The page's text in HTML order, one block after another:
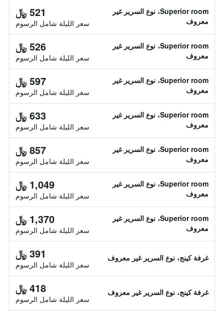
Superior room، نوع السرير غير
معروف
521 ﷼
سعر الليلة شامل الرسوم
Superior room، نوع السرير غير
معروف
526 ﷼
سعر الليلة شامل الرسوم
Superior room، نوع السرير غير
معروف
597 ﷼
سعر الليلة شامل الرسوم
Superior room، نوع السرير غير
معروف
633 ﷼
سعر الليلة شامل الرسوم
Superior room، نوع السرير غير
معروف
857 ﷼
سعر الليلة شامل الرسوم
Superior room، نوع السرير غير
معروف
1,049 ﷼
سعر الليلة شامل الرسوم
Superior room، نوع السرير غير
معروف
1,370 ﷼
سعر الليلة شامل الرسوم
غرفة كينج، نوع السرير غير معروف 391 ﷼
سعر الليلة شامل الرسوم
غرفة كينج، نوع السرير غير معروف 418 ﷼
سعر الليلة شامل الرسوم